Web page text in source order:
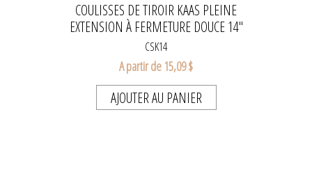
COULISSES DE TIROIR KAAS PLEINE
EXTENSION À FERMETURE DOUCE 14"
CSK14
A partir de 15,09 $
AJOUTER AU PANIER